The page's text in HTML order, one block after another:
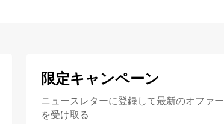
限定キャンペーン
ニュースレターに登録して最新のオファー
を受け取る